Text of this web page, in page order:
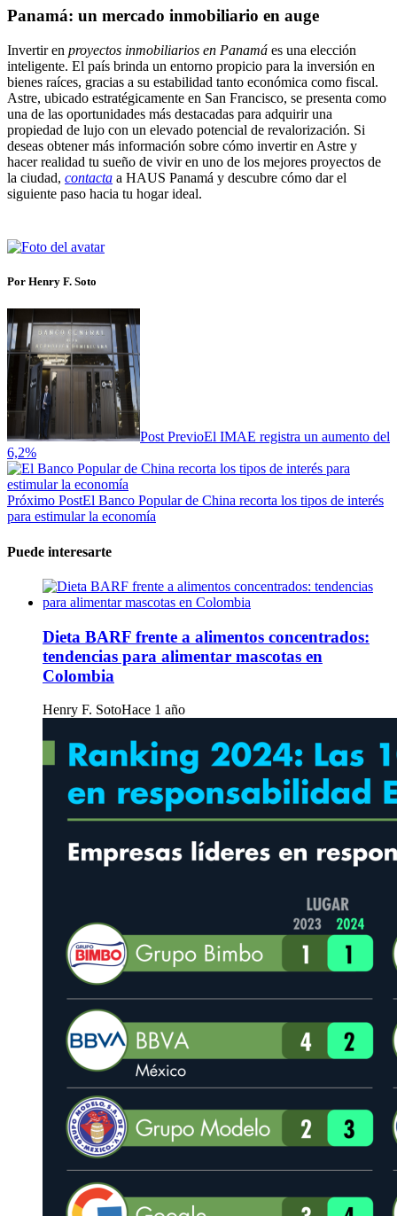
Panamá: un mercado inmobiliario en auge
Invertir en proyectos inmobiliarios en Panamá es una elección
inteligente. El país brinda un entorno propicio para la inversión en
bienes raíces, gracias a su estabilidad tanto económica como fiscal.
Astre, ubicado estratégicamente en San Francisco, se presenta como
una de las oportunidades más destacadas para adquirir una
propiedad de lujo con un elevado potencial de revalorización. Si
deseas obtener más información sobre cómo invertir en Astre y
hacer realidad tu sueño de vivir en uno de los mejores proyectos de
la ciudad, contacta a HAUS Panamá y descubre cómo dar el
siguiente paso hacia tu hogar ideal.
Por Henry F. Soto
Post PrevioEl IMAE registra un aumento del
6,2%
Próximo PostEl Banco Popular de China recorta los tipos de interés
para estimular la economía
Puede interesarte
Dieta BARF frente a alimentos concentrados:
tendencias para alimentar mascotas en
Colombia
Henry F. SotoHace 1 año